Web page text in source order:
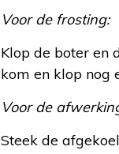
Voor de frosting:
Klop de boter en
kom en klop nog
Voor de
Steek de